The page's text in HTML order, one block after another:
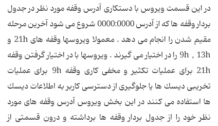
در این قسمت ویروس با دستكاری آدرس وقفه مورد نظر در جدول
بردار وقفه ها كه از آدرس 0000:0000 شروع می شود آخرین مرحله
مقیم شدن را انجام می دهد . معمولا ویروسها وقفه های 21h و
9h , 13h را در اختیار می گیرند . ویروسها با در اختیار گرفتن وقفه
21h برای عملیات تكثیر و مخفی كاری وقفه 9h برای عملیات
تخریبی دیسك ها یا جلوگیری از دسترسی كاربر به اطلاعات دیسك
ها استفاده می كنند در این بخش ویروس آدرس وقفه های مورد
نظر خود را از جدول بردار وقفه ها برداشته و درون قسمتی از